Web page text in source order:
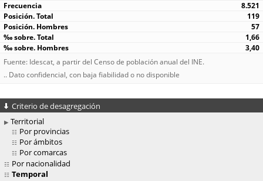
8.521
119
57
1,66
3,40
Fuente: Idescat, a partir del Censo de población anual del INE.
.. Dato confidencial, con baja fiabilidad o no disponible
Criterio de desagregación
Territorial
Por provincias
Por ámbitos
Por comarcas
Por nacionalidad
Temporal